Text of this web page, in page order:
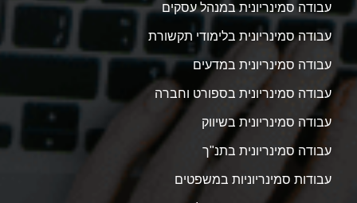
עבודה סמינריונית במנהל עסקים
עבודה סמינריונית בלימודי תקשורת
עבודה סמינריונית במדעים
עבודה סמינריונית בספורט וחברה
עבודה סמינריונית בשיווק
עבודה סמינריונית בתנ"ך
עבודות סמינריוניות במשפטים